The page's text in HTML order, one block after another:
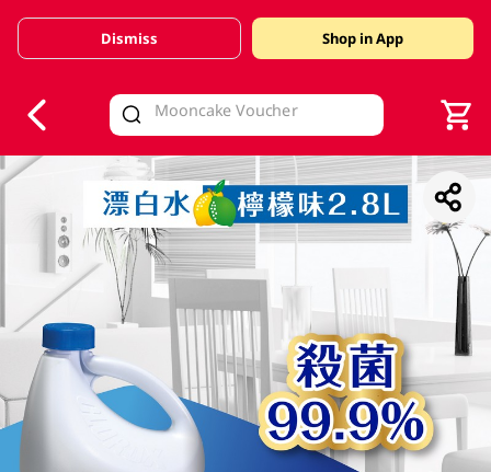
Valid Until 30 June 2026
Dismiss Shop in App